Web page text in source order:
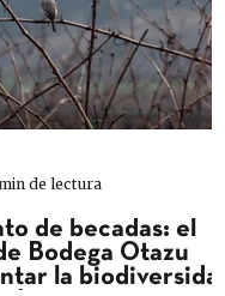
de becadas: el
Bodega Otazu
la biodiversidad
de lectura